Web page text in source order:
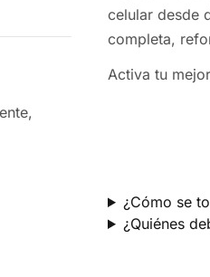
celular desde diferentes ángulos. Utilizarlos
Activa tu
¿Cómo se
¿Quiénes